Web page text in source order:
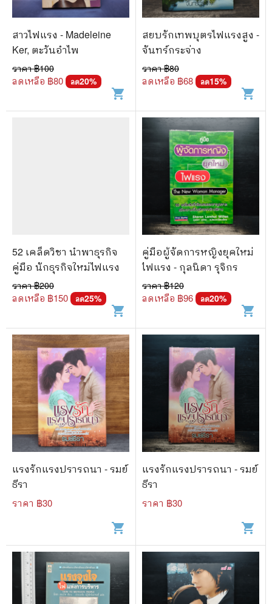
สาวไฟแรง - Madeleine
Ker, ตะวันอำไพ
ราคา ฿100
ลดเหลือ ฿80 ลด20%
shopping_cart
สยบรักเทพบุตรไฟแรงสูง -
จันทร์กระจ่าง
ราคา ฿80
ลดเหลือ ฿68 ลด15%
shopping_cart
52 เคล็ดวิชา นำพาธุรกิจ
คู่มือ นักธุรกิจใหม่ไฟแรง
ราคา ฿200
ลดเหลือ ฿150 ลด25%
shopping_cart
คู่มือผู้จัดการหญิงยุคใหม่
ไฟแรง - กุลนิดา รุจิกร
ราคา ฿120
ลดเหลือ ฿96 ลด20%
shopping_cart
แรงรักแรงปรารถนา - รมย์
ธีรา
ราคา ฿30
shopping_cart
แรงรักแรงปรารถนา - รมย์
ธีรา
ราคา ฿30
shopping_cart